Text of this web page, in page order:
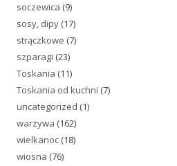
soczewica (9)
sosy, dipy (17)
strączkowe (7)
szparagi (23)
Toskania (11)
Toskania od kuchni (7)
uncategorized (1)
warzywa (162)
wielkanoc (18)
wiosna (76)